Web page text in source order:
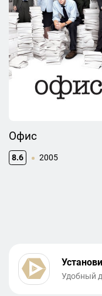
Офис
8.6 2005
Удобный